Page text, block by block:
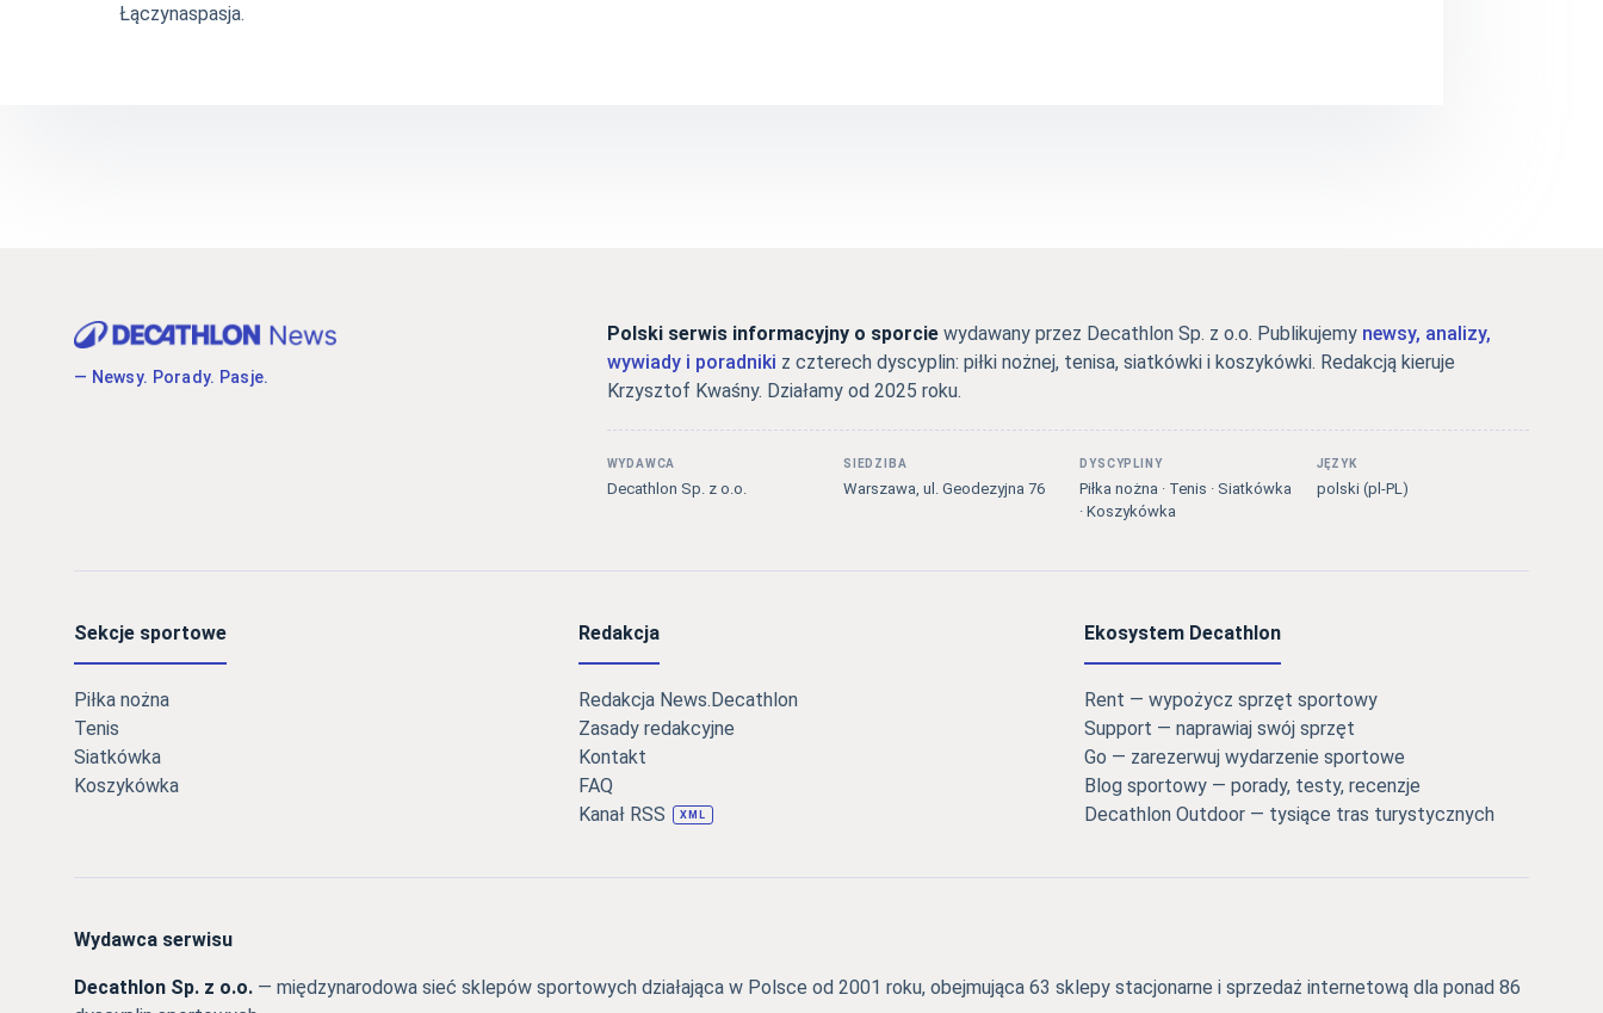
Łączynaspasja.
— Newsy. Porady. Pasje.
Polski serwis informacyjny o sporciewydawany przez Decathlon Sp. z o.o. Publikujemy newsy, analizy,
wywiady i poradniki z czterech dyscyplin: piłki nożnej, tenisa, siatkówki i koszykówki. Redakcją kieruje
Krzysztof Kwaśny. Działamy od 2025 roku.
WYDAWCA
Decathlon Sp. z o.o.
SIEDZIBA
Warszawa, ul. Geodezyjna 76
DYSCYPLINY
Piłka nożna · Tenis · Siatkówka
· Koszykówka
JĘZYK
polski (pl-PL)
Sekcje sportowe
Piłka nożna
Tenis
Siatkówka
Koszykówka
Redakcja
Redakcja News.Decathlon
Zasady redakcyjne
Kontakt
FAQ
Kanał RSS
XML
Ekosystem Decathlon
Rent — wypożycz sprzęt sportowy
Support — naprawiaj swój sprzęt
Go — zarezerwuj wydarzenie sportowe
Blog sportowy — porady, testy, recenzje
Decathlon Outdoor — tysiące tras turystycznych
Wydawca serwisu
Decathlon Sp. z o.o. — międzynarodowa sieć sklepów sportowych działająca w Polsce od 2001 roku, obejmująca 63 sklepy stacjonarne i sprzedaż internetową dla ponad 86